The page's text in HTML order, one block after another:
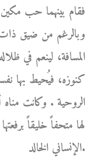
فقام بينهما حب مكين
وبالرغم من ضيق
المسافة، لينعم في
كنوزه، فيُحيط بها
الروحية . وكانت مناه
لها متحفاً خليقاً
الإنساني الخالد.